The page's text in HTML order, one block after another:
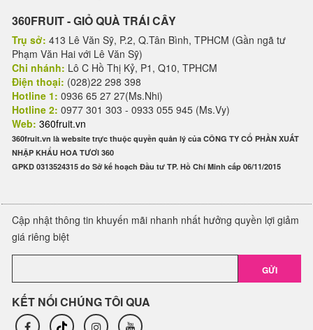
360FRUIT - GIỎ QUÀ TRÁI CÂY
Trụ sở: 413 Lê Văn Sỹ, P.2, Q.Tân Bình, TPHCM (Gần ngã tư
Phạm Văn Hai với Lê Văn Sỹ)
Chi nhánh: Lô C Hồ Thị Kỷ, P1, Q10, TPHCM
Điện thoại: (028)22 298 398
Hotline 1: 0936 65 27 27(Ms.Nhi)
Hotline 2: 0977 301 303 - 0933 055 945 (Ms.Vy)
Web: 360fruit.vn
360fruit.vn là website trực thuộc quyền quản lý của CÔNG TY CỔ PHẦN XUẤT
NHẬP KHẨU HOA TƯƠI 360
GPKD 0313524315 do Sở kế hoạch Đầu tư TP. Hồ Chí Minh cấp 06/11/2015
Cập nhật thông tin khuyến mãi nhanh nhất hưởng quyền lợi giảm
giá riêng biệt
GỬI
KẾT NỐI CHÚNG TÔI QUA